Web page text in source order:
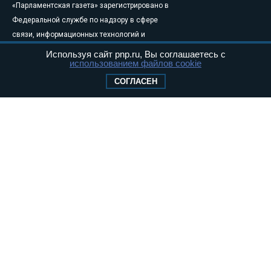
«Парламентская газета» зарегистрировано в
Федеральной службе по надзору в сфере
связи, информационных технологий и
августа 2011 года. 18+
Свидетельство о регистрации Эл № ФС77-
Используя сайт pnp.ru, Вы соглашаетесь с
использованием файлов cookie
СОГЛАСЕН